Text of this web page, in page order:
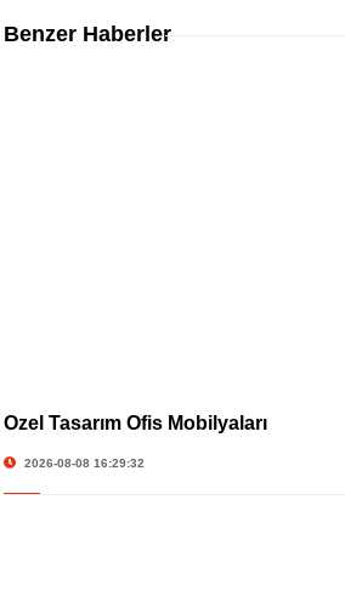
Benzer Haberler
Özel Tasarım Ofis Mobilyaları
2026-08-08 16:29:32